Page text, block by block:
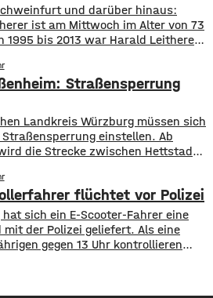
und darüber hinaus:
ist am Mittwoch im Alter von 73
1995 bis 2013 war Harald Leitherer
ausgebaut, aber auch ein
mit einer Länge von über
Außerdem führte der
Straßensperrung
Landkreis Würzburg müssen sich
einstellen. Ab
die Strecke zwischen Hettstadt
Fahrbahn muss erneuert
Abbrüche, Risse und
auf. Auch die Entwässerung
Die Arbeiten seien unter
flüchtet vor Polizei
sich ein E-Scooter-Fahrer eine
der Polizei geliefert. Als eine
gegen 13 Uhr kontrollieren